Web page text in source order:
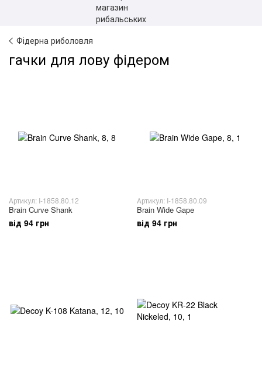
Фідерна риболовля
гачки для лову фідером
Артикул: I-1858.80.12
Brain Curve Shank
від 94 грн
Артикул: I-1858.80.09
Brain Wide Gape
від 94 грн